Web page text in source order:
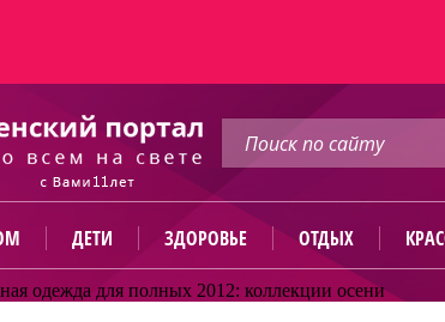
ДЕТИ ЗДОРОВЬЕ ОТДЫХ
одежда для полных 2012: коллекции осени